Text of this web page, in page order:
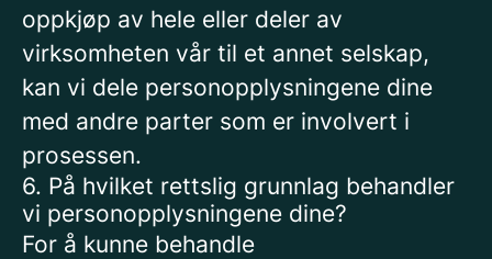
oppkjøp av hele eller deler av
virksomheten vår til et annet selskap,
kan vi dele personopplysningene dine
med andre parter som er involvert i
prosessen.
6. På hvilket rettslig grunnlag behandler
vi personopplysningene dine?
For å kunne behandle